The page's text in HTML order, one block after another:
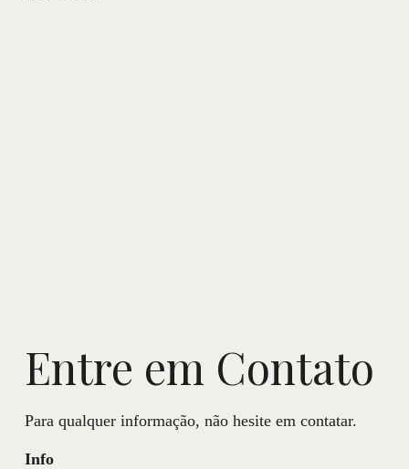
Entre em Contato
Para qualquer informação, não hesite em contatar.
Info